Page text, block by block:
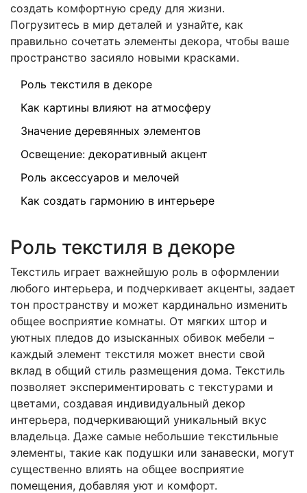
создать комфортную среду для жизни.
Погрузитесь в мир деталей и узнайте, как
правильно сочетать элементы декора, чтобы ваше
пространство засияло новыми красками.
Роль текстиля в декоре
Как картины влияют на атмосферу
Значение деревянных элементов
Освещение: декоративный акцент
Роль аксессуаров и мелочей
Как создать гармонию в интерьере
Роль текстиля в декоре
Текстиль играет важнейшую роль в оформлении
любого интерьера, и подчеркивает акценты, задает
тон пространству и может кардинально изменить
общее восприятие комнаты. От мягких штор и
уютных пледов до изысканных обивок мебели –
каждый элемент текстиля может внести свой
вклад в общий стиль размещения дома. Текстиль
позволяет экспериментировать с текстурами и
цветами, создавая индивидуальный декор
интерьера, подчеркивающий уникальный вкус
владельца. Даже самые небольшие текстильные
элементы, такие как подушки или занавески, могут
существенно влиять на общее восприятие
помещения, добавляя уют и комфорт.